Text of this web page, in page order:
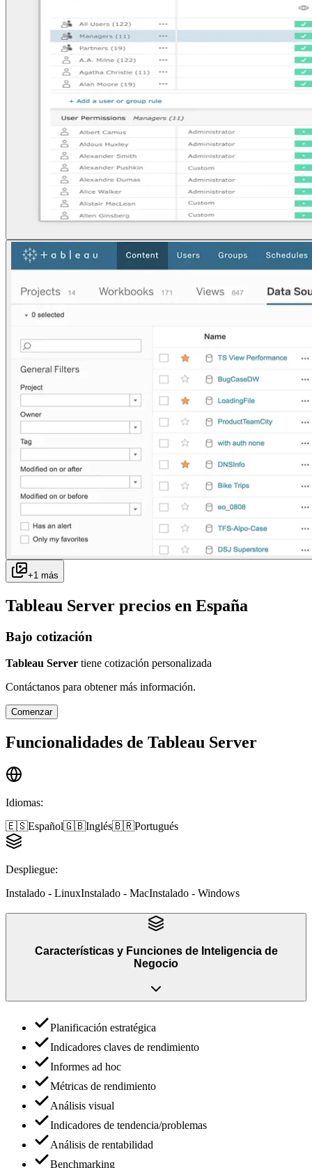
+1 más
Tableau Server precios en España
Bajo cotización
Tableau Server tiene cotización personalizada
Contáctanos para obtener más información.
Comenzar
Funcionalidades de Tableau Server
Idiomas:
🇪🇸Español🇬🇧Inglés🇧🇷Portugués
Despliegue:
Instalado - LinuxInstalado - MacInstalado - Windows
Características y Funciones de Inteligencia de
Negocio
Planificación estratégica
Indicadores claves de rendimiento
Informes ad hoc
Métricas de rendimiento
Análisis visual
Indicadores de tendencia/problemas
Análisis de rentabilidad
Benchmarking